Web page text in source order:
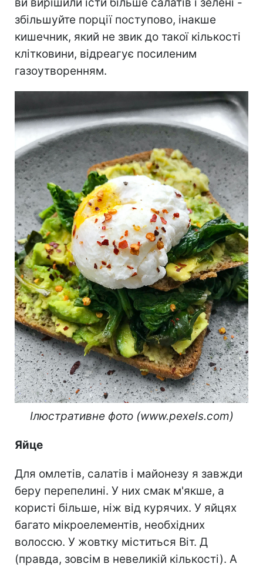
збільшуйте порції поступово, інакше
кишечник, який не звик до такої кількості
клітковини, відреагує посиленим
газоутворенням.
Ілюстративне фото (www.pexels.com)
Яйце
Для омлетів, салатів і майонезу я завжди
беру перепелині. У них смак м'якше, а
користі більше, ніж від курячих. У яйцях
багато мікроелементів, необхідних
волоссю. У жовтку міститься Віт. Д
(правда, зовсім в невеликій кількості). А